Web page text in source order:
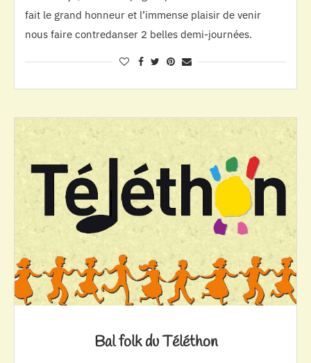
fait le grand honneur et l’immense plaisir de venir
nous faire contredanser 2 belles demi-journées.
Bal folk du Téléthon